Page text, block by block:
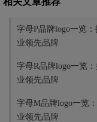
字母P品牌logo一览
业领先品牌
字母R品牌logo一览
业领先品牌
字母M品牌logo一览
业领先品牌